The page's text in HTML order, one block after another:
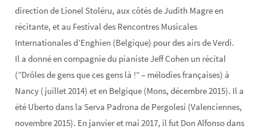
direction de Lionel Stoléru, aux côtés de Judith Magre en
récitante, et au Festival des Rencontres Musicales
Internationales d’Enghien (Belgique) pour des airs de Verdi.
Il a donné en compagnie du pianiste Jeff Cohen un récital
(”Drôles de gens que ces gens là !” – mélodies françaises) à
Nancy (juillet 2014) et en Belgique (Mons, décembre 2015). Il a
été Uberto dans la Serva Padrona de Pergolesi (Valenciennes,
novembre 2015). En janvier et mai 2017, il fut Don Alfonso dans